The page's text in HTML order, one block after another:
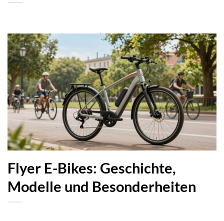
Flyer E-Bikes: Geschichte,
Modelle und Besonderheiten